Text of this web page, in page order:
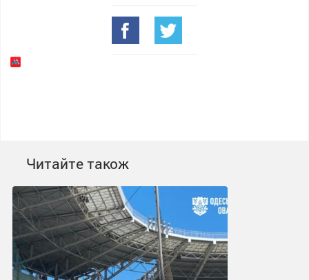
Читайте також